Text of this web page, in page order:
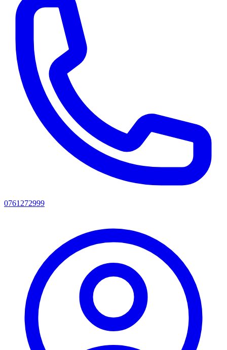
0761272999